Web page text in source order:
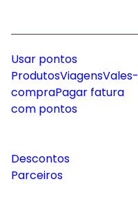
Usar pontos
ProdutosViagensVales-
compraPagar fatura
com pontos
Descontos
Parceiros